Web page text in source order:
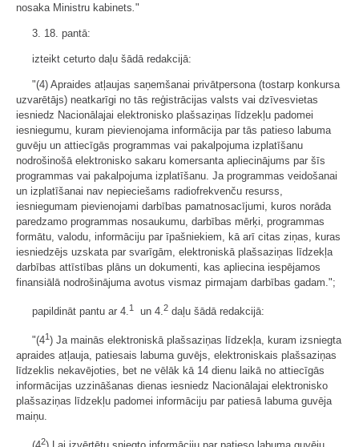
nosaka Ministru kabinets "
3. 18. pantā:
izteikt ceturto daļu šādā redakcijā:
"(4) Apraides atļaujas saņemšanai privātpersona (tostarp konkursa
uzvarētājs) neatkarīgi no tās reģistrācijas valsts vai dzīvesvietas
iesniedz Nacionālajai elektronisko plašsaziņas līdzekļu padomei
iesniegumu, kuram pievienojama informācija par tās patieso labuma
guvēju un attiecīgās programmas vai pakalpojuma izplatīšanu
nodrošinošā elektronisko sakaru komersanta apliecinājums par šīs
programmas vai pakalpojuma izplatīšanu. Ja programmas veidošanai
un izplatīšanai nav nepieciešams radiofrekvenču resurss,
iesniegumam pievienojami darbības pamatnosacījumi, kuros norāda
paredzamo programmas nosaukumu, darbības mērķi, programmas
formātu, valodu, informāciju par īpašniekiem, kā arī citas ziņas, kuras
iesniedzējs uzskata par svarīgām, elektroniskā plašsaziņas līdzekļa
darbības attīstības plāns un dokumenti, kas apliecina iespējamos
finansiālā nodrošinājuma avotus vismaz pirmajam darbības gadam.";
papildināt pantu ar 4. 1 un 4. 2 daļu šādā redakcijā:
"(41) Ja mainās elektroniskā plašsaziņas līdzekļa, kuram izsniegta
apraides atļauja, patiesais labuma guvējs, elektroniskais plašsaziņas
līdzeklis nekavējoties, bet ne vēlāk kā 14 dienu laikā no attiecīgās
informācijas uzzināšanas dienas iesniedz Nacionālajai elektronisko
plašsaziņas līdzekļu padomei informāciju par patiesā labuma guvēja
maiņu.
2